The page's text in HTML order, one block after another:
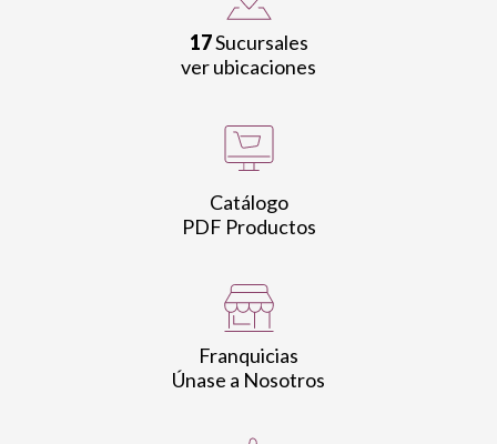
17Sucursales
ver ubicaciones
Catálogo
PDF Productos
Franquicias
Únase a Nosotros